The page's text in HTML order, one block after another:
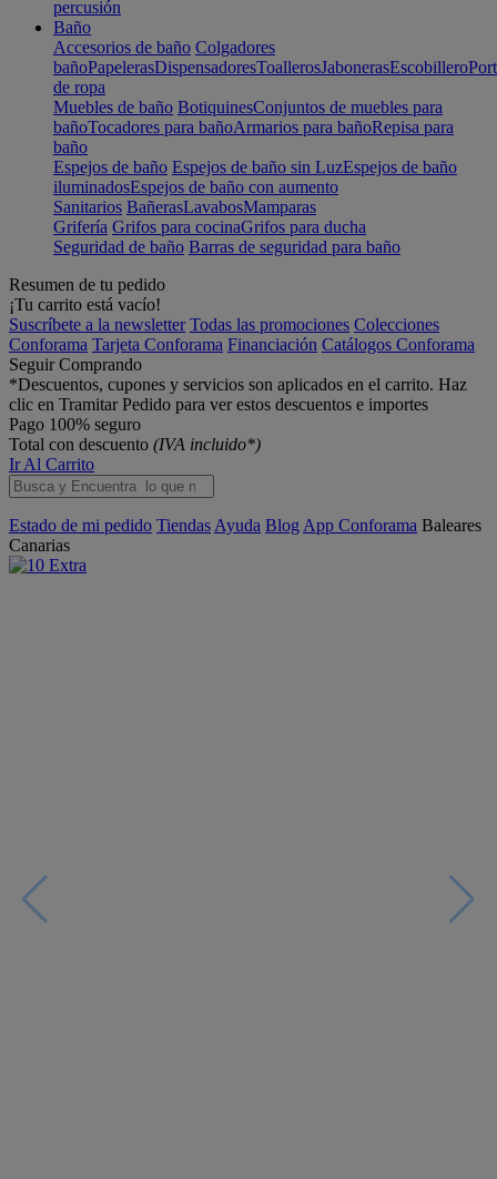
percusión
Baño
Accesorios de baño Colgadores
bañoPapelerasDispensadoresToallerosJabonerasEscobillero
de ropa
Muebles de baño BotiquinesConjuntos de muebles para
bañoTocadores para bañoArmarios para bañoRepisa para
baño
Espejos de baño Espejos de baño sin LuzEspejos de baño
iluminadosEspejos de baño con aumento
Sanitarios BañerasLavabosMamparas
Grifería Grifos para cocinaGrifos para ducha
Seguridad de baño Barras de seguridad para baño
Resumen de tu pedido
¡Tu carrito está vacío!
Suscríbete a la newsletter Todas las promociones Colecciones
Conforama Tarjeta Conforama Financiación Catálogos Conforama
Seguir Comprando
*Descuentos, cupones y servicios son aplicados en el carrito. Haz
clic en Tramitar Pedido para ver estos descuentos e importes
Pago 100% seguro
Total con descuento (IVA incluido*)
Ir Al Carrito
Estado de mi pedido Tiendas Ayuda Blog App Conforama Baleares
Canarias